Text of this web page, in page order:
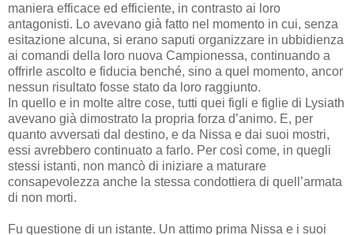
maniera efficace ed efficiente, in contrasto ai loro
antagonisti. Lo avevano già fatto nel momento in cui, senza
esitazione alcuna, si erano saputi organizzare in ubbidienza
ai comandi della loro nuova Campionessa, continuando a
offrirle ascolto e fiducia benché, sino a quel momento, ancor
nessun risultato fosse stato da loro raggiunto.
In quello e in molte altre cose, tutti quei figli e figlie di Lysiath
avevano già dimostrato la propria forza d’animo. E, per
quanto avversati dal destino, e da Nissa e dai suoi mostri,
essi avrebbero continuato a farlo. Per così come, in quegli
stessi istanti, non mancò di iniziare a maturare
consapevolezza anche la stessa condottiera di quell’armata
di non morti.
Fu questione di un istante. Un attimo prima Nissa e i suoi